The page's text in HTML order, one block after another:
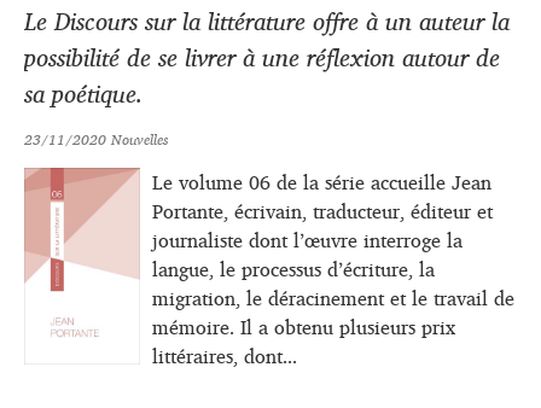
Le Discours sur la littérature offre à un auteur la
possibilité de se livrer à une réflexion autour de
sa poétique.
23/11/2020Nouvelles
Le volume 06 de la série accueille Jean
Portante, écrivain, traducteur, éditeur et
journaliste dont l’œuvre interroge la
langue, le processus d’écriture, la
migration, le déracinement et le travail de
mémoire. Il a obtenu plusieurs prix
littéraires, dont...